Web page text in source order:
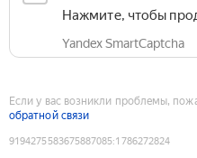
Нажмите, чтобы
Yandex SmartCaptcha
Если у вас возникли проблемы,
обратной связи
9194275583675887085:1786272824